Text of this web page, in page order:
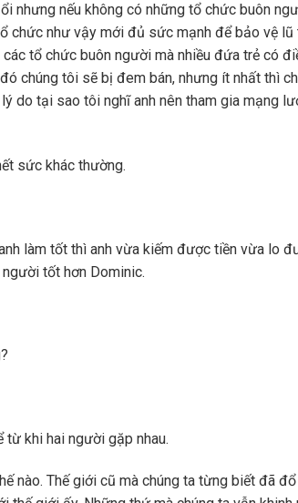
nhưng nếu không có những tổ chức buôn
chức như vậy mới đủ sức mạnh để bảo vệ
tổ chức buôn người mà nhiều đứa trẻ có
chúng tôi sẽ bị đem bán, nhưng ít nhất thì
do tại sao tôi nghĩ anh nên tham gia mạng
sức khác thường.
làm tốt thì anh vừa kiếm được tiền vừa lo
tốt hơn Dominic.
khi hai người gặp nhau.
nào. Thế giới cũ mà chúng ta từng biết đã